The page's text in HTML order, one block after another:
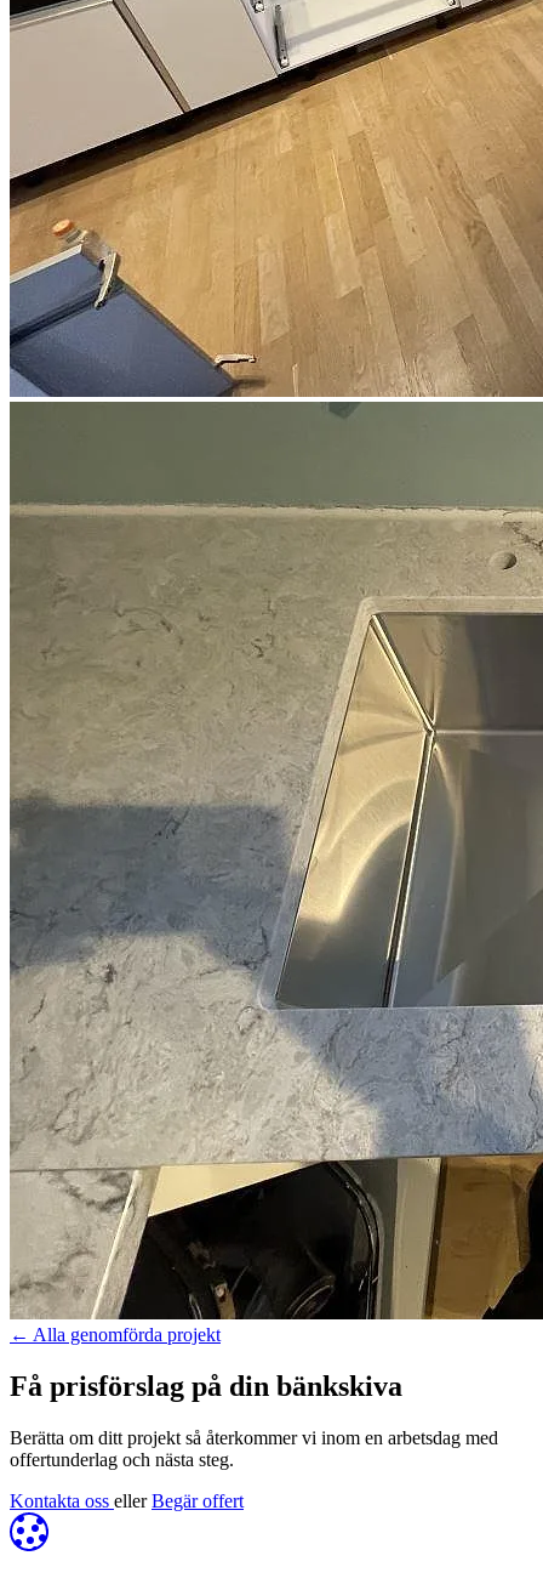
← Alla genomförda projekt
Få prisförslag på din bänkskiva
Berätta om ditt projekt så återkommer vi inom en arbetsdag med
offertunderlag och nästa steg.
Kontakta oss eller Begär offert